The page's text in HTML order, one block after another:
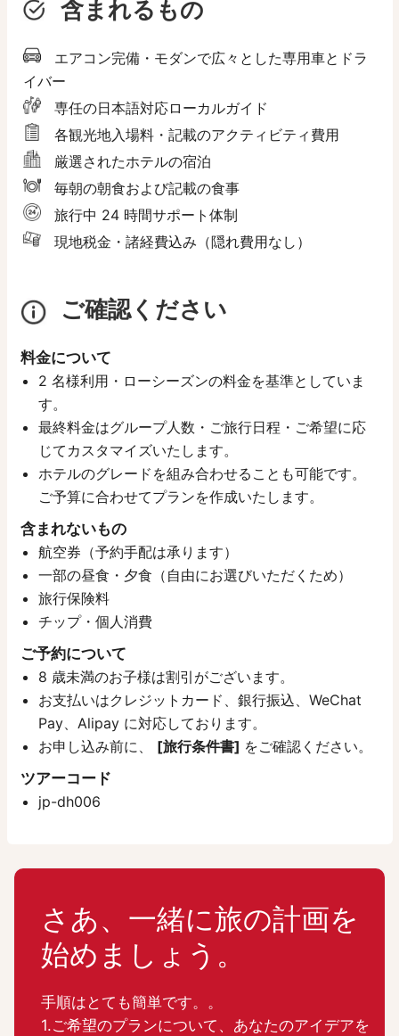
含まれるもの
エアコン完備・モダンで広々とした専用車とドラ
イバー
専任の日本語対応ローカルガイド
各観光地入場料・記載のアクティビティ費用
厳選されたホテルの宿泊
毎朝の朝食および記載の食事
旅行中 24 時間サポート体制
現地税金・諸経費込み（隠れ費用なし）
ご確認ください
料金について
2 名様利用・ローシーズンの料金を基準としていま
す。
最終料金はグループ人数・ご旅行日程・ご希望に応
じてカスタマイズいたします。
ホテルのグレードを組み合わせることも可能です。
ご予算に合わせてプランを作成いたします。
含まれないもの
航空券（予約手配は承ります）
一部の昼食・夕食（自由にお選びいただくため）
旅行保険料
チップ・個人消費
ご予約について
8 歳未満のお子様は割引がございます。
お支払いはクレジットカード、銀行振込、WeChat
Pay、Alipay に対応しております。
お申し込み前に、
[旅行条件書] をご確認ください。
ツアーコード
jp-dh006
さあ、一緒に旅の計画を
始めましょう。
手順はとても簡単です。。
1.ご希望のプランについて、あなたのアイデアを